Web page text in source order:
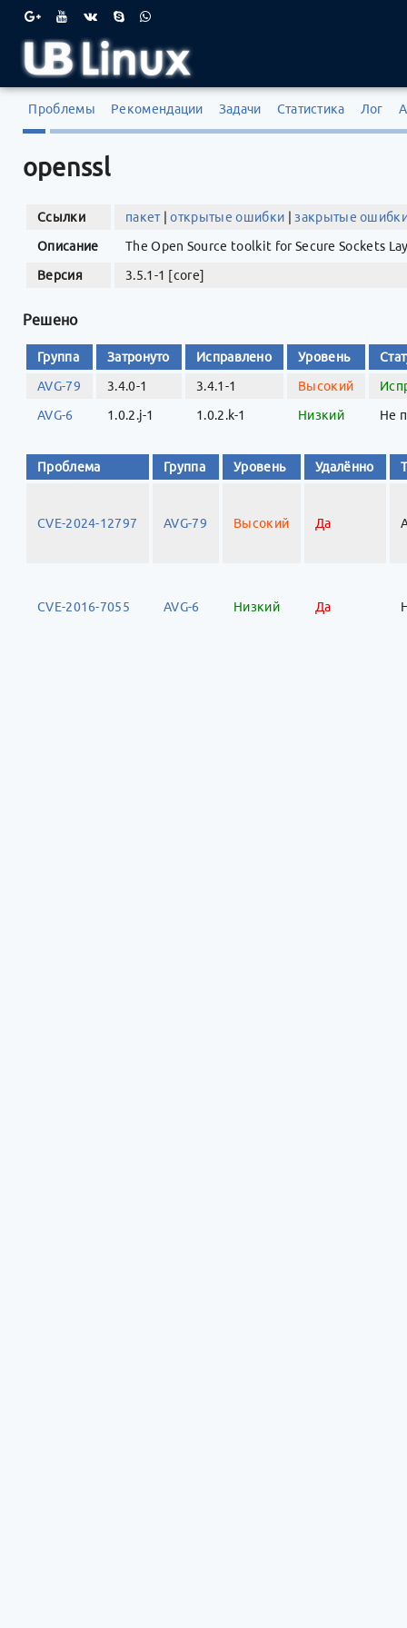
Проблемы Рекомендации Задачи Статистика Лог
openssl
Ссылки пакет|открытые ошибки |закрытые
Описание
The Open Source toolkit for Secure Sockets
Версия
3.5.1-1 [core]
Решено
Группа Затронуто Исправлено Уровень
AVG-79
3.4.0-1 3.4.1-1 Высокий
AVG-6
1.0.2.j-1 1.0.2.k-1 Низкий Не
Проблема Группа Уровень Удалённо
CVE-2024-12797 AVG-79 Высокий Да
CVE-2016-7055 AVG-6 Низкий Да